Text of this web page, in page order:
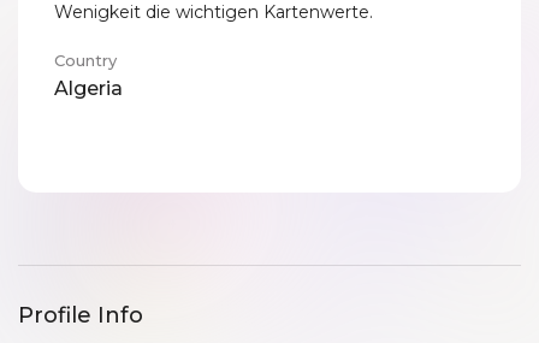
Wenigkeit die wichtigen Kartenwerte.
Country
Algeria
Profile Info